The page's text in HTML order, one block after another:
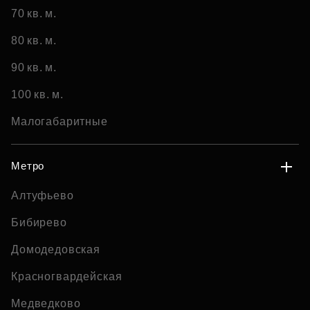
70 кв. м.
80 кв. м.
90 кв. м.
100 кв. м.
Малогабаритные
Метро
Алтуфьево
Бибирево
Домодедовская
Красногвардейская
Медведково